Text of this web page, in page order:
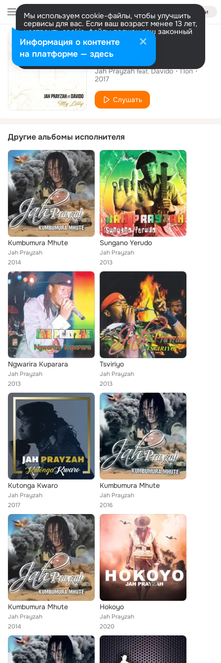
Войти
Мы используем cookie-файлы, чтобы улучшить
сервисы для вас. Если ваш возраст менее 13 лет,
настроить cookie-файлы должен ваш законный
представитель. Больше информации
Разрешить все Настроить
Сингл
My Lilly
Jah Prayzah feat. Davido
Поп
2017
Слушать
Другие альбомы исполнителя
Kumbumura Mhute
Jah Prayzah
2014
Sungano Yerudo
Jah Prayzah
2013
Ngwarira Kuparara
Jah Prayzah
2013
Tsviriyo
Jah Prayzah
2013
Kutonga Kwaro
Jah Prayzah
2017
Kumbumura Mhute
Jah Prayzah
2016
Kumbumura Mhute
Jah Prayzah
2014
Hokoyo
Jah Prayzah
2020
Информация о контенте
на платформе — здесь